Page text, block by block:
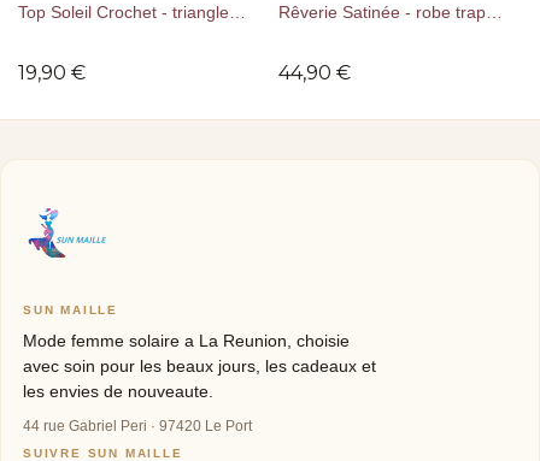
Top Soleil Crochet - triangle en coton
19,90 €
Rêverie Satinée - robe trapèze
44,90 €
SUN MAILLE
Mode femme solaire a La Reunion, choisie
avec soin pour les beaux jours, les cadeaux et
les envies de nouveaute.
44 rue Gabriel Peri · 97420 Le Port
SUIVRE SUN MAILLE